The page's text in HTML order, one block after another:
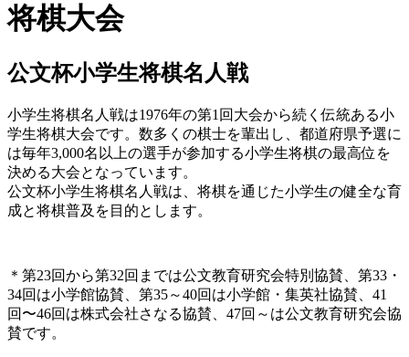
将棋大会
公文杯小学生将棋名人戦
小学生将棋名人戦は1976年の第1回大会から続く伝統ある小
学生将棋大会です。数多くの棋士を輩出し、都道府県予選に
は毎年3,000名以上の選手が参加する小学生将棋の最高位を
決める大会となっています。
公文杯小学生将棋名人戦は、将棋を通じた小学生の健全な育
成と将棋普及を目的とします。
＊第23回から第32回までは公文教育研究会特別協賛、第33・
34回は小学館協賛、第35～40回は小学館・集英社協賛、41
回〜46回は株式会社さなる協賛、47回～は公文教育研究会協
賛です。